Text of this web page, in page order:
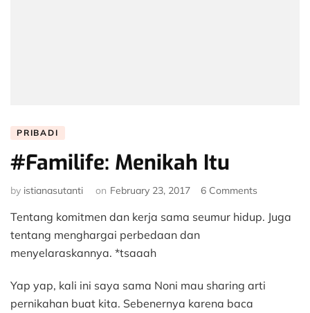
PRIBADI
#Familife: Menikah Itu
by istianasutanti on February 23, 2017 6 Comments
Menikah
Tentang komitmen dan kerja sama seumur hidup. Juga
tentang menghargai perbedaan dan
menyelaraskannya. *tsaaah
Yap yap, kali ini saya sama Noni mau sharing arti
pernikahan buat kita. Sebenernya karena baca